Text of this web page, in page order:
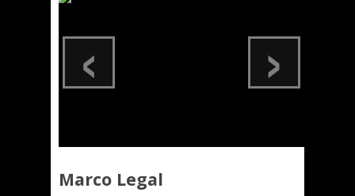
›
‹
Marco Legal